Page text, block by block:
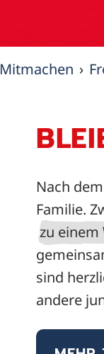
Mitmachen
Nach
Familie.
zu einem
sind
andere